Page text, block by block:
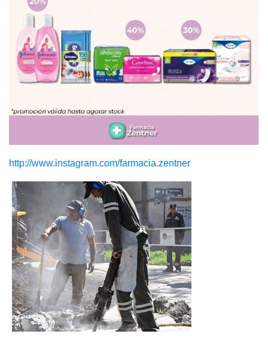
http://www.instagram.com/farmacia.zentner